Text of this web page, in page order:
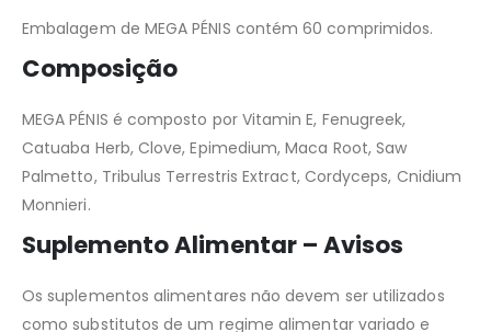
Embalagem de MEGA PÉNIS contém 60 comprimidos.
Composição
MEGA PÉNIS é composto por Vitamin E, Fenugreek,
Catuaba Herb, Clove, Epimedium, Maca Root, Saw
Palmetto, Tribulus Terrestris Extract, Cordyceps, Cnidium
Monnieri.
Suplemento Alimentar – Avisos
Os suplementos alimentares não devem ser utilizados
como substitutos de um regime alimentar variado e